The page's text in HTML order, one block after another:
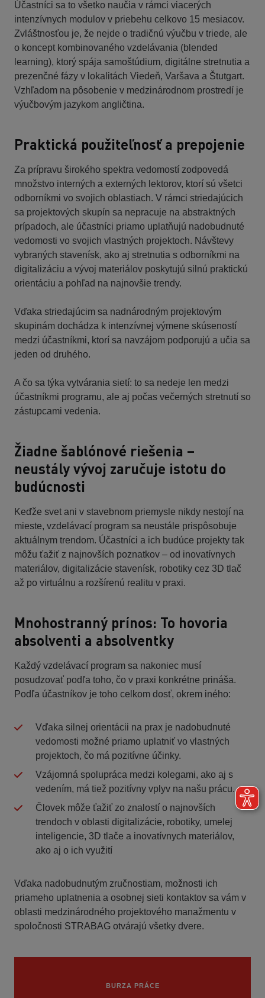
Účastníci sa to všetko naučia v rámci viacerých
intenzívnych modulov v priebehu celkovo 15 mesiacov.
Zvláštnosťou je, že nejde o tradičnú výučbu v triede, ale
o koncept kombinovaného vzdelávania (blended
learning), ktorý spája samoštúdium, digitálne stretnutia a
prezenčné fázy v lokalitách Viedeň, Varšava a Štutgart.
Vzhľadom na pôsobenie v medzinárodnom prostredí je
výučbovým jazykom angličtina.
Praktická použiteľnosť a prepojenie
Za prípravu širokého spektra vedomostí zodpovedá
množstvo interných a externých lektorov, ktorí sú všetci
odborníkmi vo svojich oblastiach. V rámci striedajúcich
sa projektových skupín sa nepracuje na abstraktných
prípadoch, ale účastníci priamo uplatňujú nadobudnuté
vedomosti vo svojich vlastných projektoch. Návštevy
vybraných stavenísk, ako aj stretnutia s odborníkmi na
digitalizáciu a vývoj materiálov poskytujú silnú praktickú
orientáciu a pohľad na najnovšie trendy.
Vďaka striedajúcim sa nadnárodným projektovým
skupinám dochádza k intenzívnej výmene skúseností
medzi účastníkmi, ktorí sa navzájom podporujú a učia sa
jeden od druhého.
A čo sa týka vytvárania sietí: to sa nedeje len medzi
účastníkmi programu, ale aj počas večerných stretnutí so
zástupcami vedenia.
Žiadne šablónové riešenia –
neustály vývoj zaručuje istotu do
budúcnosti
Keďže svet ani v stavebnom priemysle nikdy nestojí na
mieste, vzdelávací program sa neustále prispôsobuje
aktuálnym trendom. Účastníci a ich budúce projekty tak
môžu ťažiť z najnovších poznatkov – od inovatívnych
materiálov, digitalizácie stavenísk, robotiky cez 3D tlač
až po virtuálnu a rozšírenú realitu v praxi.
Mnohostranný prínos: To hovoria
absolventi a absolventky
Každý vzdelávací program sa nakoniec musí
posudzovať podľa toho, čo v praxi konkrétne prináša.
Podľa účastníkov je toho celkom dosť, okrem iného:
Vďaka silnej orientácii na prax je nadobudnuté
vedomosti možné priamo uplatniť vo vlastných
projektoch, čo má pozitívne účinky.
Vzájomná spolupráca medzi kolegami, ako aj s
vedením, má tiež pozitívny vplyv na našu prácu.
Človek môže ťažiť zo znalostí o najnovších
trendoch v oblasti digitalizácie, robotiky, umelej
inteligencie, 3D tlače a inovatívnych materiálov,
ako aj o ich využití
Vďaka nadobudnutým zručnostiam, možnosti ich
priameho uplatnenia a osobnej sieti kontaktov sa vám v
oblasti medzinárodného projektového manažmentu v
spoločnosti STRABAG otvárajú všetky dvere.
BURZA PRÁCE